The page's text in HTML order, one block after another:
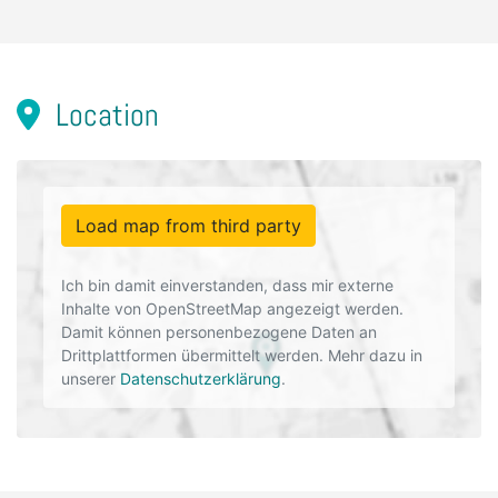
Location
Load map from third party
Ich bin damit einverstanden, dass mir externe
Inhalte von OpenStreetMap angezeigt werden.
Damit können personenbezogene Daten an
Drittplattformen übermittelt werden. Mehr dazu in
unserer Datenschutzerklärung.